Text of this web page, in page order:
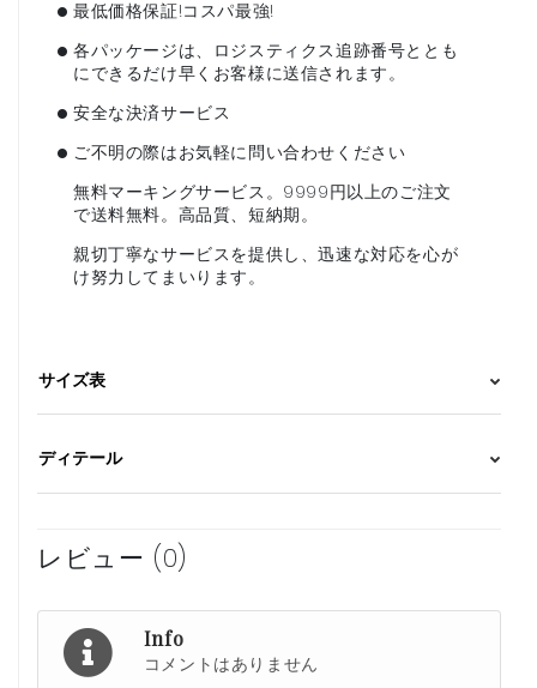
最低価格保証!コスパ最強!
• 各パッケージは、ロジスティクス追跡番号ととも
にできるだけ早くお客様に送信されます。
• 安全な決済サービス
• ご不明の際はお気軽に問い合わせください
無料マーキングサービス。9999円以上のご注文
で送料無料。高品質、短納期。
親切丁寧なサービスを提供し、迅速な対応を心が
け努力してまいります。
サイズ表
ディテール
レビュー (0)
Info
コメントはありません